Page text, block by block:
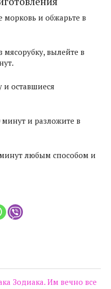
морковь и обжарьте в
вылейте в
оставшиеся
и разложите в
любым способом и
Зодиака. Им вечно все